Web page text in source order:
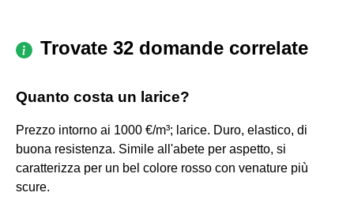
Trovate 32 domande correlate
Quanto costa un larice?
Prezzo intorno ai 1000 €/m³; larice. Duro, elastico, di
buona resistenza. Simile all'abete per aspetto, si
caratterizza per un bel colore rosso con venature più
scure.